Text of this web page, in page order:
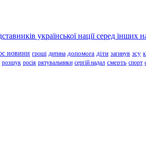
української нації серед інших
новини гроші дитина допомога діти загинув зсу
розшук росія рятувальники сергій надал смерть спорт